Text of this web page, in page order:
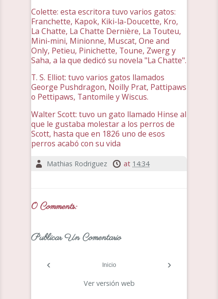
Colette: esta escritora tuvo varios gatos:
Franchette, Kapok, Kiki-la-Doucette, Kro,
La Chatte, La Chatte Dernière, La Touteu,
Mini-mini, Minionne, Muscat, One and
Only, Petieu, Pinichette, Toune, Zwerg y
Saha, a la que dedicó su novela "La Chatte".
T. S. Elliot: tuvo varios gatos llamados
George Pushdragon, Noilly Prat, Pattipaws
o Pettipaws, Tantomile y Wiscus.
Walter Scott: tuvo un gato llamado Hinse al
que le gustaba molestar a los perros de
Scott, hasta que en 1826 uno de esos
perros acabó con su vida
Mathias Rodriguez at 14:34
0 Comments:
Publicar Un Comentario
‹ ›
Inicio
Ver versión web